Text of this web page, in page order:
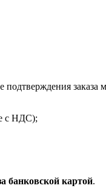
заказа
с НДС);
банковской картой.